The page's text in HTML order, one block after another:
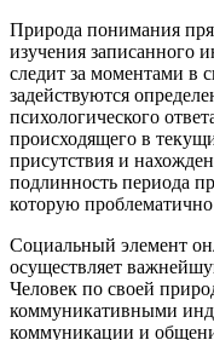
Природа понимания
изучения записанного
следит за моментами в
задействуются
психологического
происходящего в
присутствия и
подлинность периода
которую
Социальный элемент
осуществляет
Человек по своей
коммуникативными
коммуникации и